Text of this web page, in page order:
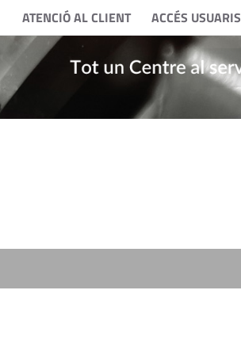
ATENCIÓ AL CLIENT ACCÉS USUARIS